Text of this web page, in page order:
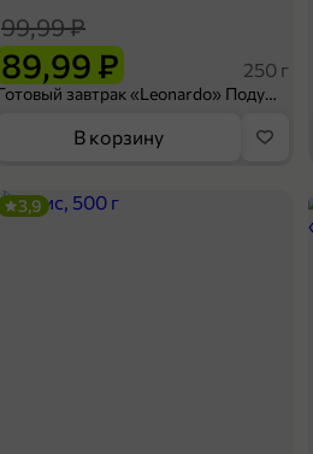
89,99 ₽
99,99 ₽
250 г
Готовый завтрак «Leonardo» Подушечки с шоколадно-ореховой начинкой, 250 г
В корзину
3,9